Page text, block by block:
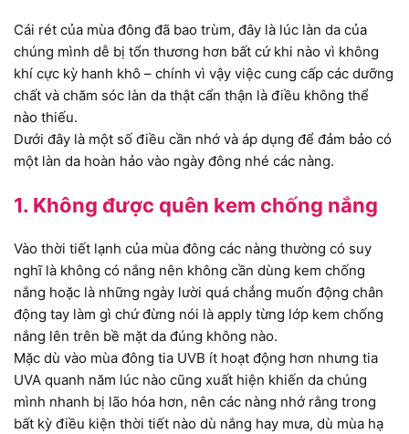
Cái rét của mùa đông đã bao trùm, đây là lúc làn da của
chúng mình dễ bị tổn thương hơn bất cứ khi nào vì không
khí cực kỳ hanh khô – chính vì vậy việc cung cấp các dưỡng
chất và chăm sóc làn da thật cẩn thận là điều không thể
nào thiếu.
Dưới đây là một số điều cần nhớ và áp dụng để đảm bảo có
một làn da hoàn hảo vào ngày đông nhé các nàng.
1. Không được quên kem chống nắng
Vào thời tiết lạnh của mùa đông các nàng thường có suy
nghĩ là không có nắng nên không cần dùng kem chống
nắng hoặc là những ngày lười quá chẳng muốn động chân
động tay làm gì chứ đừng nói là apply từng lớp kem chống
nắng lên trên bề mặt da đúng không nào.
Mặc dù vào mùa đông tia UVB ít hoạt động hơn nhưng tia
UVA quanh năm lúc nào cũng xuất hiện khiến da chúng
mình nhanh bị lão hóa hơn, nên các nàng nhớ rằng trong
bất kỳ điều kiện thời tiết nào dù nắng hay mưa, dù mùa hạ